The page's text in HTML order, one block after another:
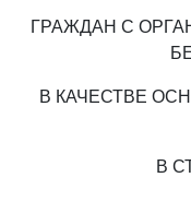
ГРАЖДАН С
В КАЧЕСТВЕ
В